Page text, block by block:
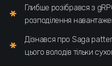
Глибше розібрався з
розподілення
Дізнався про Saga
цього володів тільки